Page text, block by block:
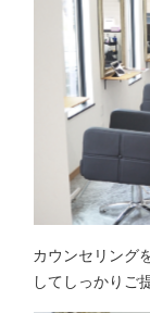
カウンセリング
してしっかりご